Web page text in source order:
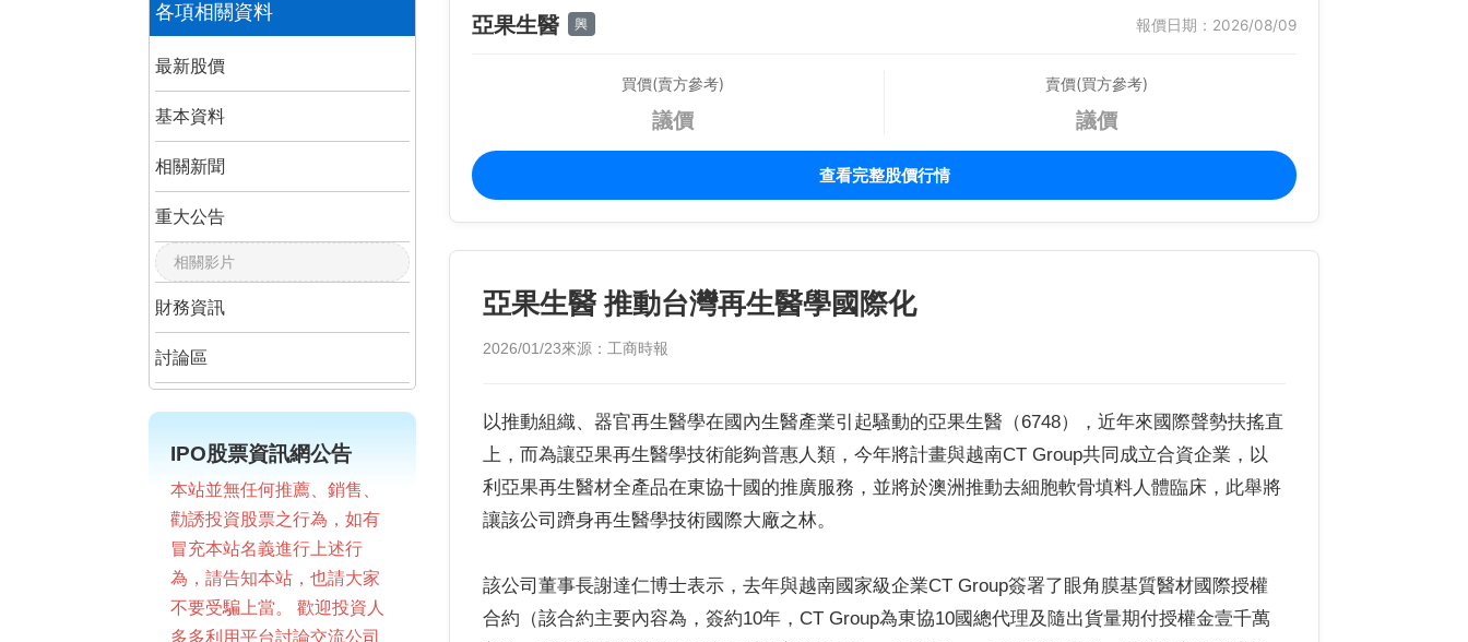
各項相關資料
最新股價
基本資料
相關新聞
重大公告
相關影片
財務資訊
討論區
IPO股票資訊網公告
本站並無任何推薦、銷售、
勸誘投資股票之行為，如有
冒充本站名義進行上述行
為，請告知本站，也請大家
不要受騙上當。 歡迎投資人
多多利用平台討論交流公司
亞果生醫 興 報價日期：2026/08/09
買價(賣方參考)
議價
賣價(買方參考)
議價
查看完整股價行情
亞果生醫 推動台灣再生醫學國際化
2026/01/23來源：工商時報
以推動組織、器官再生醫學在國內生醫產業引起騷動的亞果生醫（6748），近年來國際聲勢扶搖直
上，而為讓亞果再生醫學技術能夠普惠人類，今年將計畫與越南CT Group共同成立合資企業，以
利亞果再生醫材全產品在東協十國的推廣服務，並將於澳洲推動去細胞軟骨填料人體臨床，此舉將
讓該公司躋身再生醫學技術國際大廠之林。
該公司董事長謝達仁博士表示，去年與越南國家級企業CT Group簽署了眼角膜基質醫材國際授權
合約（該合約主要內容為，簽約10年，CT Group為東協10國總代理及隨出貨量期付授權金壹千萬